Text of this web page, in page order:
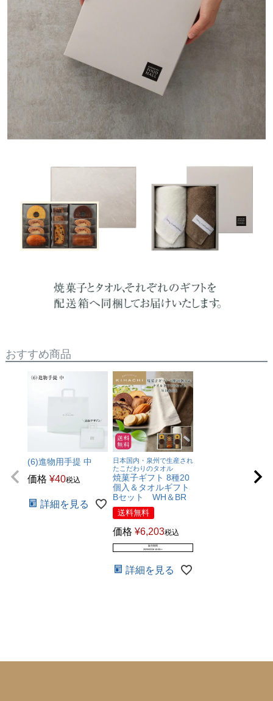
おすすめ商品
(6)進物用手提 中
価格 ¥40税込
詳細を見る
日本国内・泉州で生産され
たこだわりのタオル
焼菓子ギフト 8種20
個入＆タオルギフト
Bセット WH＆BR
送料無料
価格 ¥6,203税込
販売期間
2025/02/28 10:00〜
詳細を見る